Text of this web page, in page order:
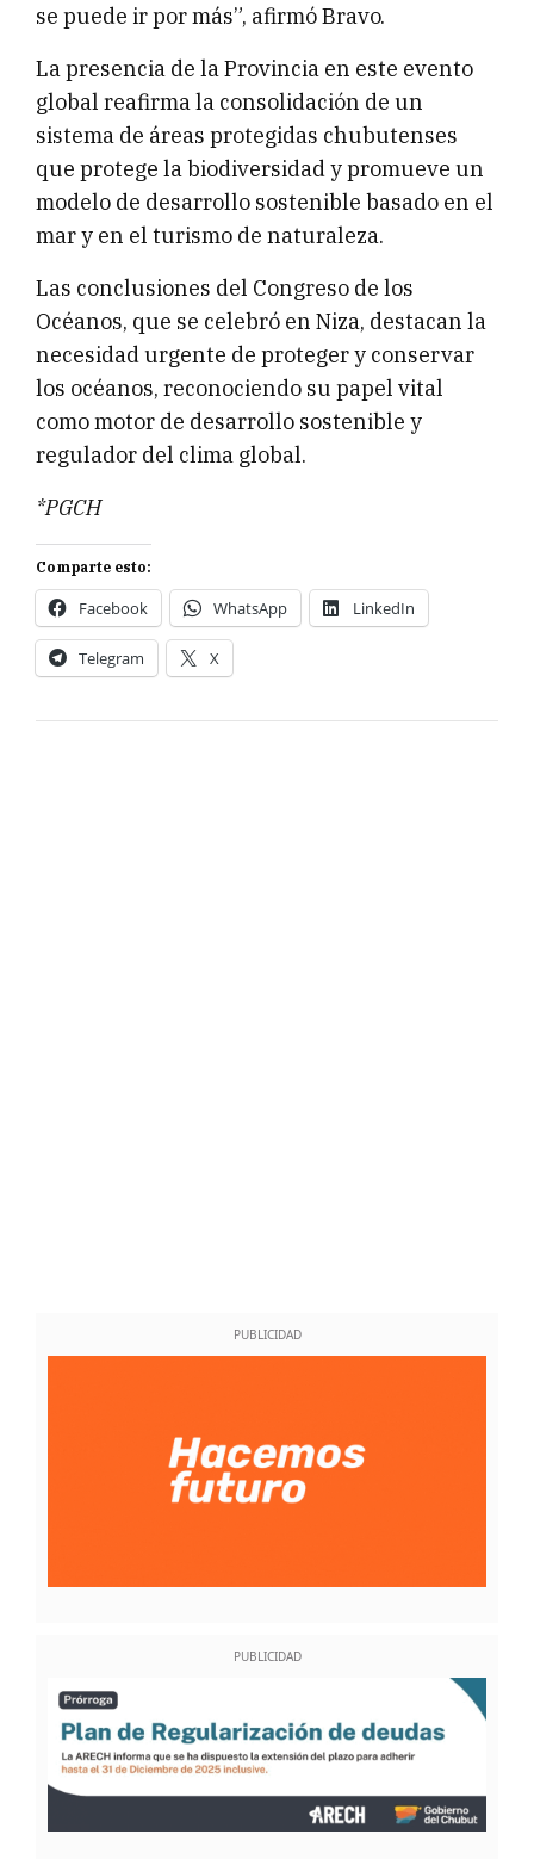
se puede ir por más”, afirmó Bravo.
La presencia de la Provincia en este evento
global reafirma la consolidación de un
sistema de áreas protegidas chubutenses
que protege la biodiversidad y promueve un
modelo de desarrollo sostenible basado en el
mar y en el turismo de naturaleza.
Las conclusiones del Congreso de los
Océanos, que se celebró en Niza, destacan la
necesidad urgente de proteger y conservar
los océanos, reconociendo su papel vital
como motor de desarrollo sostenible y
regulador del clima global.
*PGCH
Comparte esto:
Facebook WhatsApp LinkedIn
Telegram X